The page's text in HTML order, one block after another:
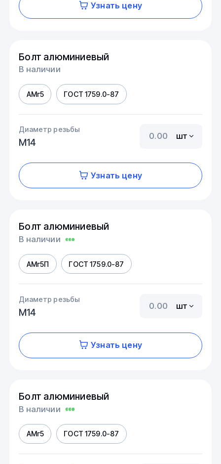
Узнать цену
Болт алюминиевый
В наличии
АМг5 ГОСТ 1759.0-87
Диаметр резьбы
М14
шт
Узнать цену
Болт алюминиевый
В наличии
АМг5П ГОСТ 1759.0-87
Диаметр резьбы
М14
шт
Узнать цену
Болт алюминиевый
В наличии
АМг5 ГОСТ 1759.0-87